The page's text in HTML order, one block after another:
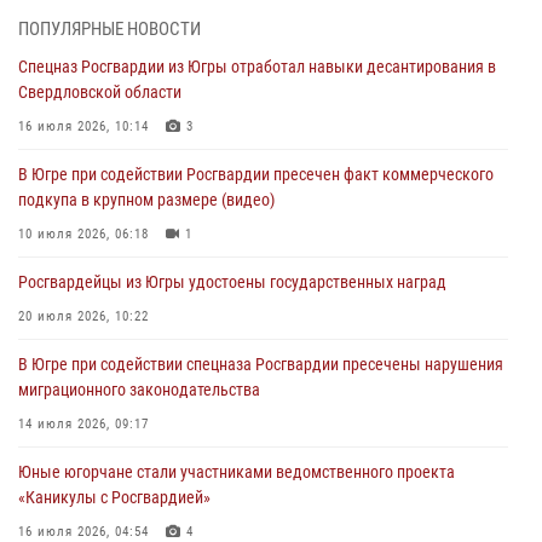
Военнослужащие Росгвардии сбили дрон-разведчик ВСУ на южном
направлении
Офицеры Росгвардии и ветераны войск правопорядка почтили
память генерала армии Ивана Кирилловича Яковлева
В Югре при силовой поддержке ОМОН Росгвардии задержаны
06 августа 2026, 09:07 2 1
Урайский отдел вневедомственной охраны Росгвардии отмечает
05 августа 2026, 12:01 3
ПОПУЛЯРНЫЕ НОВОСТИ
Спецназ Росгвардии из Югры отработал навыки десантирования в
Свердловской области
16 июля 2026, 10:14 3
В Югре при содействии Росгвардии пресечен факт коммерческого
подкупа в крупном размере (видео)
10 июля 2026, 06:18 1
Росгвардейцы из Югры удостоены государственных наград
20 июля 2026, 10:22
В Югре при содействии спецназа Росгвардии пресечены нарушения
миграционного законодательства
14 июля 2026, 09:17
Юные югорчане стали участниками ведомственного проекта
«Каникулы с Росгвардией»
16 июля 2026, 04:54 4